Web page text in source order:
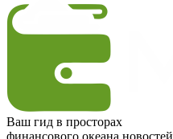
Ваш гид в просторах
финансового океана новостей